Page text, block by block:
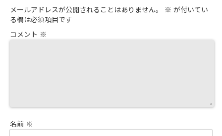
メールアドレスが公開されることはありません。 ※ が付いてい
る欄は必須項目です
コメント ※
名前 ※